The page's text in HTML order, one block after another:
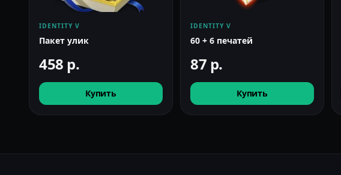
IDENTITY V
Пакет улик
458 р.
Купить
IDENTITY V
60 + 6 печатей
87 р.
Купить